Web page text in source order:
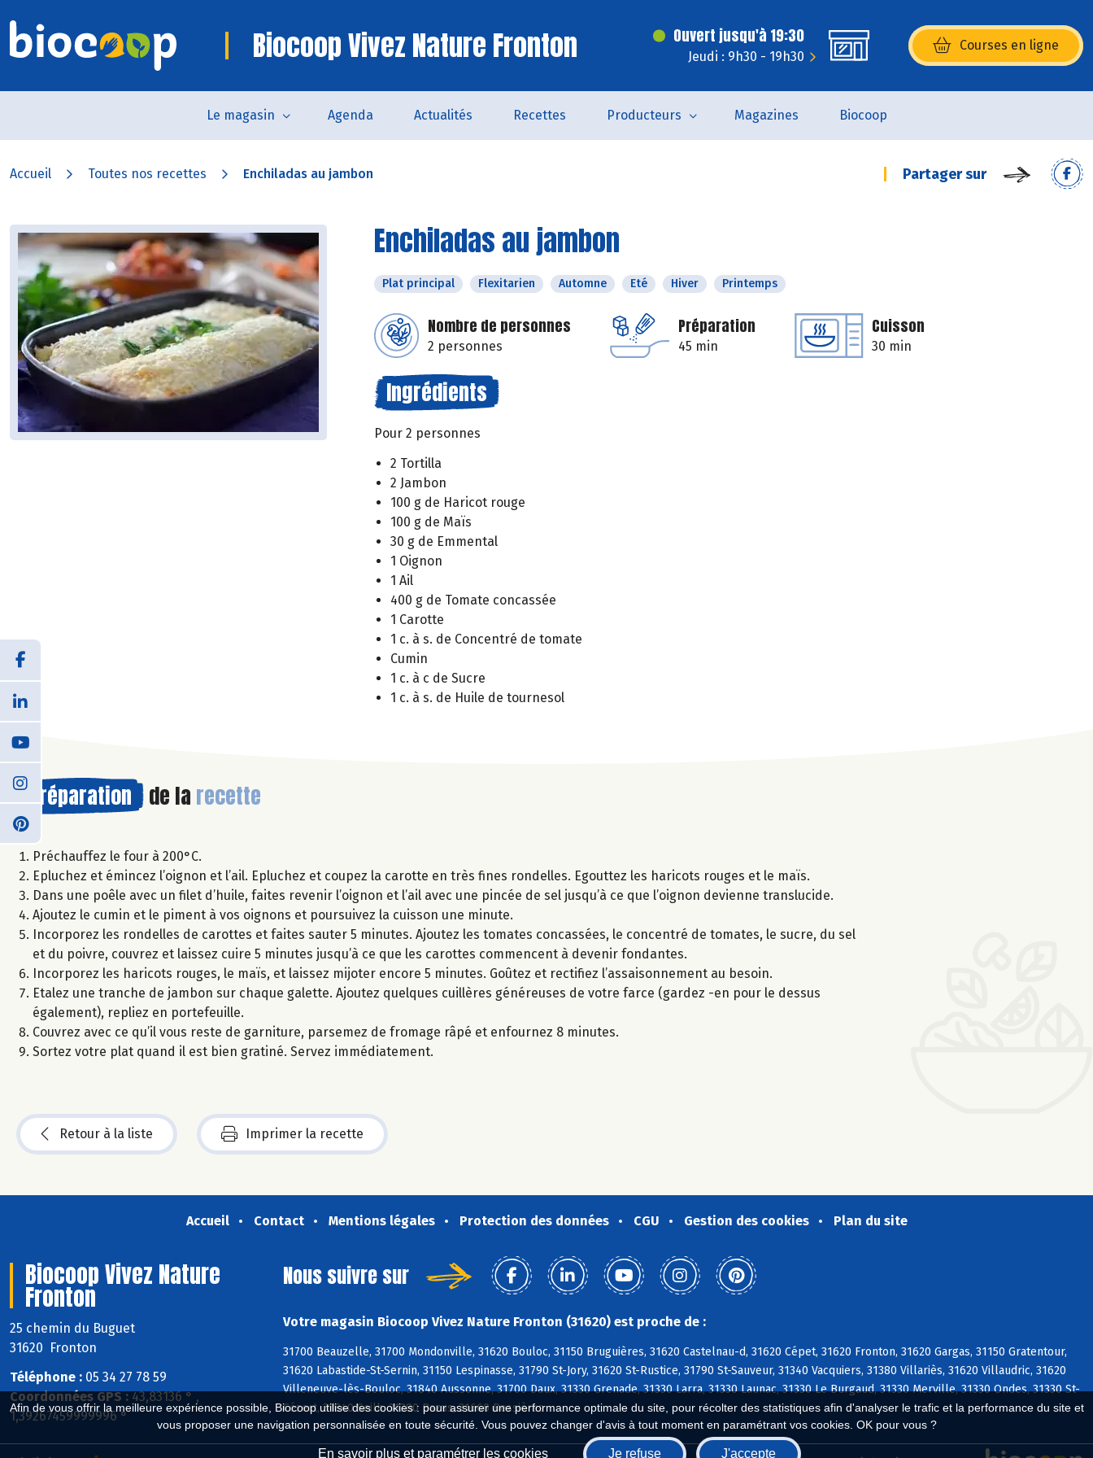
Afin de vous offrir la meilleure expérience possible, Biocoop utilise des cookies : pour assurer une performance optimale du site, pour récolter des statistiques afin d'analyser le trafic et la performance du site et
vous proposer une navigation personnalisée en toute sécurité. Vous pouvez changer d'avis à tout moment en paramétrant vos cookies. OK pour vous ?
En savoir plus et paramétrer les cookies Je refuse J'accepte
Biocoop Vivez Nature Fronton Ouvert jusqu'à 19:30
Jeudi : 9h30 - 19h30
Courses en ligne
(s’ouvre dans une nouvelle
Le magasin Agenda Actualités Recettes Producteurs Magazines Biocoop
Accueil Toutes nos recettes Enchiladas au jambon Partager sur
Enchiladas au jambon
Plat principal Flexitarien Automne Eté Hiver Printemps
Nombre de personnes
2 personnes
Préparation
45 min
Cuisson
30 min
Ingrédients
Pour 2 personnes
2 Tortilla
2 Jambon
100 g de Haricot rouge
100 g de Maïs
30 g de Emmental
1 Oignon
1 Ail
400 g de Tomate concassée
1 Carotte
1 c. à s. de Concentré de tomate
Cumin
1 c. à c de Sucre
1 c. à s. de Huile de tournesol
Préparation de la recette
Préchauffez le four à 200°C.
Epluchez et émincez l’oignon et l’ail. Epluchez et coupez la carotte en très fines rondelles. Egouttez les haricots rouges et le maïs.
Dans une poêle avec un filet d’huile, faites revenir l’oignon et l’ail avec une pincée de sel jusqu’à ce que l’oignon devienne translucide.
Ajoutez le cumin et le piment à vos oignons et poursuivez la cuisson une minute.
Incorporez les rondelles de carottes et faites sauter 5 minutes. Ajoutez les tomates concassées, le concentré de tomates, le sucre, du sel
et du poivre, couvrez et laissez cuire 5 minutes jusqu’à ce que les carottes commencent à devenir fondantes.
Incorporez les haricots rouges, le maïs, et laissez mijoter encore 5 minutes. Goûtez et rectifiez l’assaisonnement au besoin.
Etalez une tranche de jambon sur chaque galette. Ajoutez quelques cuillères généreuses de votre farce (gardez -en pour le dessus
également), repliez en portefeuille.
Couvrez avec ce qu’il vous reste de garniture, parsemez de fromage râpé et enfournez 8 minutes.
Sortez votre plat quand il est bien gratiné. Servez immédiatement.
Retour à la liste Imprimer la recette
Accueil Contact Mentions légales Protection des données CGU Gestion des cookies Plan du site
Biocoop Vivez Nature
Fronton
25 chemin du Buguet
31620 Fronton
Téléphone : 05 34 27 78 59
Coordonnées GPS : 43,83136 ° ,
1,39267459999996 °
Nous suivre sur
Votre magasin Biocoop Vivez Nature Fronton (31620) est proche de :
31700 Beauzelle, 31700 Mondonville, 31620 Bouloc, 31150 Bruguières, 31620 Castelnau-d, 31620 Cépet, 31620 Fronton, 31620 Gargas, 31150 Gratentour,
31620 Labastide-St-Sernin, 31150 Lespinasse, 31790 St-Jory, 31620 St-Rustice, 31790 St-Sauveur, 31340 Vacquiers, 31380 Villariès, 31620 Villaudric, 31620
Villeneuve-lès-Bouloc, 31840 Aussonne, 31700 Daux, 31330 Grenade, 31330 Larra, 31330 Launac, 31330 Le Burgaud, 31330 Merville, 31330 Ondes, 31330 St-
Cézert, 31840 Seilh, 31380 Bazus, 31660 Bessières